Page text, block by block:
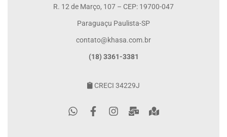
R. 12 de Março, 107 – CEP: 19700-047
Paraguaçu Paulista-SP
contato@khasa.com.br
(18) 3361-3381
CRECI 34229J